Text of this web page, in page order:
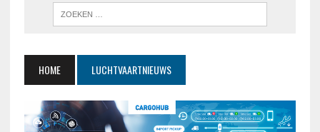
HOME LUCHTVAARTNIEUWS